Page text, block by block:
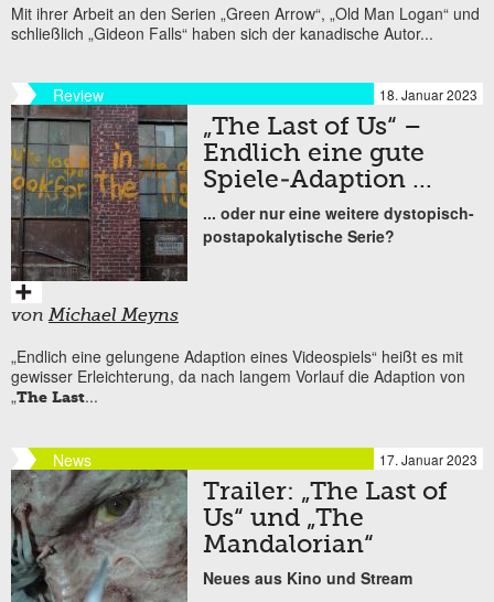
Mit ihrer Arbeit an den Serien „Green Arrow“, „Old Man Logan“ und
schließlich „Gideon Falls“ haben sich der kanadische Autor...
Review 18. Januar 2023
„The Last of Us“ –
Endlich eine gute
Spiele-Adaption …
... oder nur eine weitere dystopisch-
postapokalytische Serie?
vonMichael Meyns
„Endlich eine gelungene Adaption eines Videospiels“ heißt es mit
gewisser Erleichterung, da nach langem Vorlauf die Adaption von
„The Last...
News 17. Januar 2023
Trailer: „The Last of
Us“ und „The
Mandalorian“
Neues aus Kino und Stream